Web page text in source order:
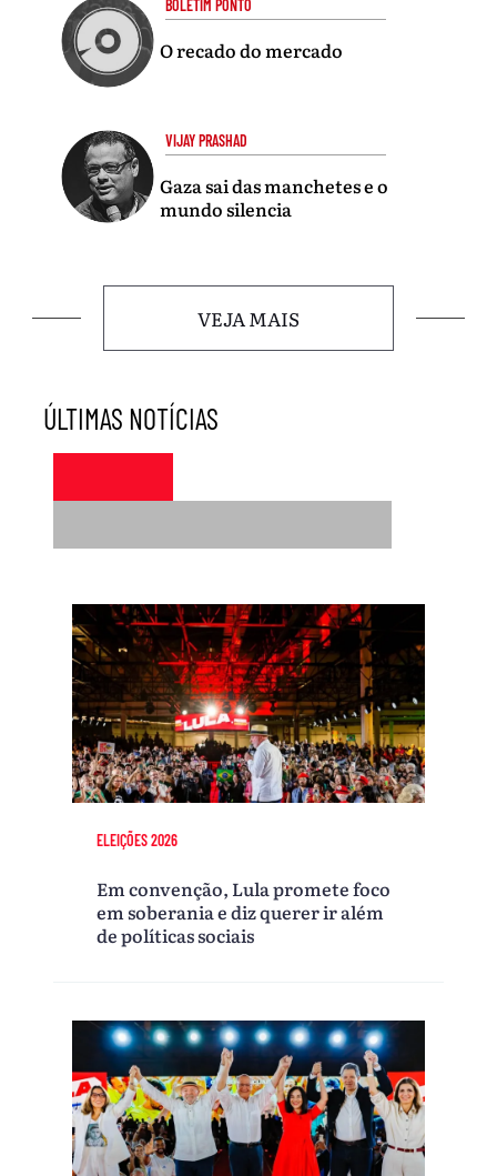
BOLETIM PONTO
O recado do mercado
VIJAY PRASHAD
Gaza sai das manchetes e o
mundo silencia
VEJA MAIS
ÚLTIMAS NOTÍCIAS
ELEIÇÕES 2026
Em convenção, Lula promete foco
em soberania e diz querer ir além
de políticas sociais